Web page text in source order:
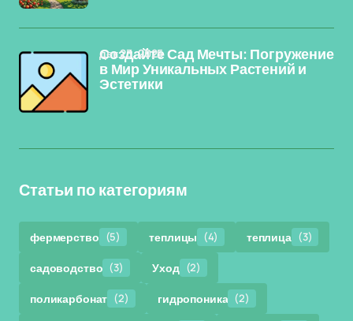
Создайте Сад Мечты: Погружение
в Мир Уникальных Растений и
Эстетики
дек 23, 2025
Статьи по категориям
фермерство (5) теплицы (4) теплица (3)
садоводство (3) Уход (2)
поликарбонат (2) гидропоника (2)